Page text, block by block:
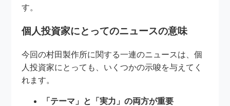
す。
個人投資家にとってのニュースの意味
今回の村田製作所に関する一連のニュースは、個
人投資家にとっても、いくつかの示唆を与えてく
れます。
「テーマ」と「実力」の両方が重要